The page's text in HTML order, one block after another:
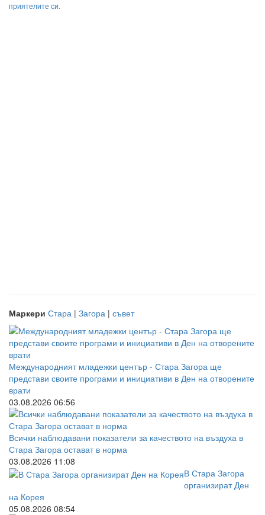
приятелите си.
Маркери Стара | Загора | съвет
Международният младежки център - Стара Загора ще
представи своите програми и инициативи в Ден на отворените
врати
03.08.2026 06:56
Всички наблюдавани показатели за качеството на въздуха в
Стара Загора остават в норма
03.08.2026 11:08
В Стара Загора
организират Ден
на Корея
05.08.2026 08:54